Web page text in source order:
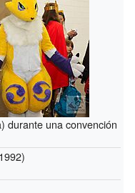
durante una convención